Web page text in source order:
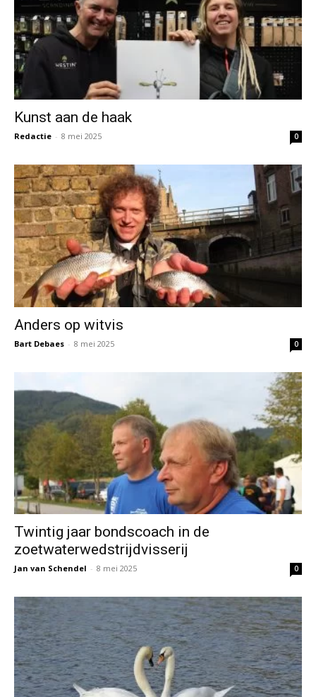
Kunst aan de haak
Redactie - 8 mei 2025 0
Anders op witvis
Bart Debaes - 8 mei 2025 0
Twintig jaar bondscoach in de
zoetwaterwedstrijdvisserij
Jan van Schendel - 8 mei 2025 0